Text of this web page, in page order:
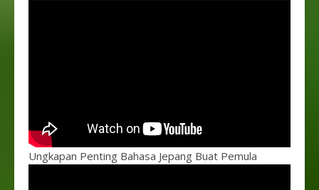
Ungkapan Penting Bahasa Jepang Buat Pemula